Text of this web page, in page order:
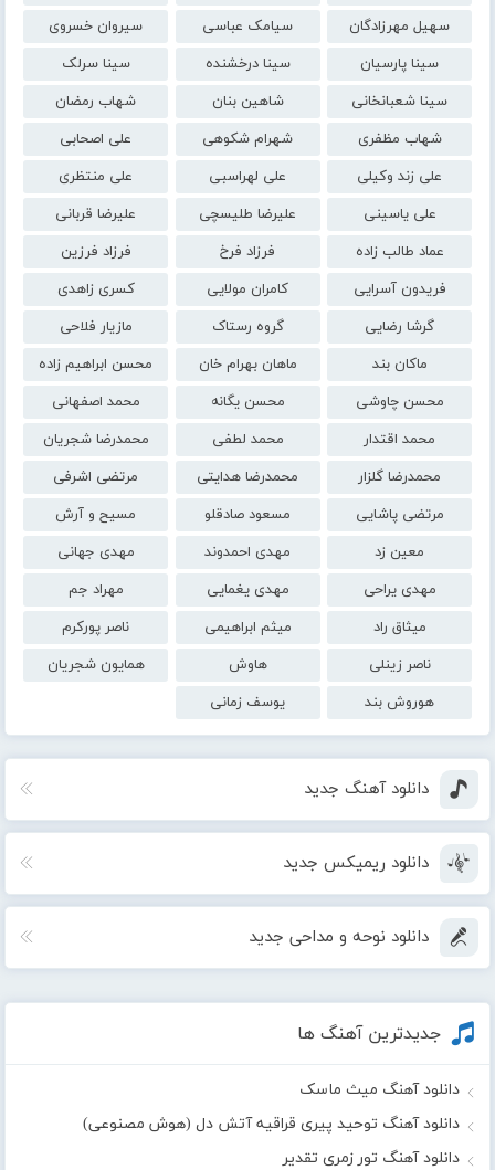
سهیل مهرزادگان
سیامک عباسی
سیروان خسروی
سینا پارسیان
سینا درخشنده
سینا سرلک
سینا شعبانخانی
شاهین بنان
شهاب رمضان
شهاب مظفری
شهرام شکوهی
علی اصحابی
علی زند وکیلی
علی لهراسبی
علی منتظری
علی یاسینی
علیرضا طلیسچی
علیرضا قربانی
عماد طالب زاده
فرزاد فرخ
فرزاد فرزین
فریدون آسرایی
کامران مولایی
کسری زاهدی
گرشا رضایی
گروه رستاک
مازیار فلاحی
ماکان بند
ماهان بهرام خان
محسن ابراهیم زاده
محسن چاوشی
محسن یگانه
محمد اصفهانی
محمد اقتدار
محمد لطفی
محمدرضا شجریان
محمدرضا گلزار
محمدرضا هدایتی
مرتضی اشرفی
مرتضی پاشایی
مسعود صادقلو
مسیح و آرش
معین زد
مهدی احمدوند
مهدی جهانی
مهدی یراحی
مهدی یغمایی
مهراد جم
میثاق راد
میثم ابراهیمی
ناصر پورکرم
ناصر زینلی
هاوش
همایون شجریان
هوروش بند
یوسف زمانی
دانلود آهنگ جدید
دانلود ریمیکس جدید
دانلود نوحه و مداحی جدید
جدیدترین آهنگ ها
دانلود آهنگ میث ماسک
دانلود آهنگ توحید پیری قراقیه آتش دل (هوش مصنوعی)
دانلود آهنگ تور زمری تقدیر